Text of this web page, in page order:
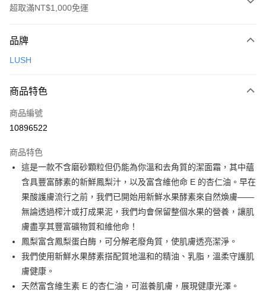
超取滿NT$1,000免運
信用卡一次付款
Apple Pay
街口支付
Google Pay
全盈+PAY
大哥付你分期
相關說明
【大哥付你分期使用說明】
1.本服務由台灣大哥大提供，台灣大哥大用戶可立即使用無須另外申請。
2.付款方式選擇「大哥付你分期」，訂單成立後會自動跳轉到大哥付的交易
流程，驗證手機門號後，選擇欲分期的期數、繳款截止日，確認付款後即完
成交易。
3.實際核准額度、可分期數及費用金額請依後續交易確認頁面所載為準。
AFTEE先享後付
相關說明
【關於「AFTEE先享後付」】
AFTEE先享後付是「在收到商品之後才付款」的支付方式。 讓您購物簡單
便利好安心！
ATM付款
品牌
LUSH
商品特色
商品編號
10896522
商品特色
這是一款不含磨砂顆粒但仍能為你溫和去角質的潔面霜，其中蘊
含具豐富酵素的新鮮鳳梨汁，以及富含維他命 E 的杏仁油。早在
果酸護膚流行之前，我們已開始用新鮮水果酵素來自然煥膚——
無論透過榨汁或打成果泥，我們均會保留整個水果的營養，讓肌
膚盡享其豐富礦物質和維他命！
鳳梨富含鳳梨蛋白酶，可分解老廢角質，使肌膚透亮潔淨。
我們使用新鮮水果酵素搭配質地溫和的精油、乳脂，溫柔守護肌
膚健康。
天然富含維生素 E 的杏仁油，可滋養肌膚，展現健康光澤。